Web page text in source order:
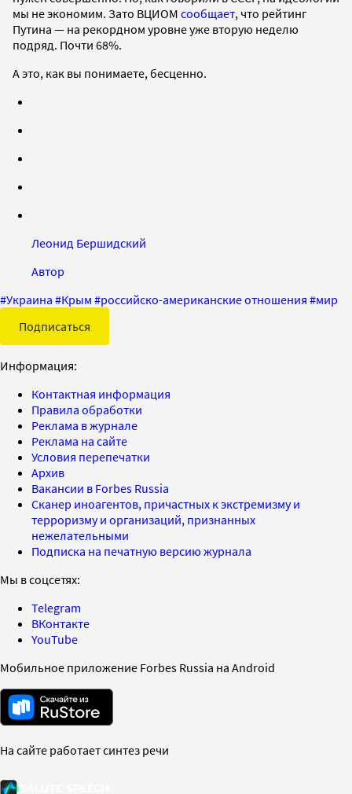
мы не экономим. Зато ВЦИОМ сообщает, что рейтинг
Путина — на рекордном уровне уже вторую неделю
подряд. Почти 68%.
А это, как вы понимаете, бесценно.
Леонид Бершидский
Автор
#Украина #Крым #российско-американские отношения #мир
Подписаться
Информация:
Контактная информация
Правила обработки
Реклама в журнале
Реклама на сайте
Условия перепечатки
Архив
Вакансии в Forbes Russia
Сканер иноагентов, причастных к экстремизму и
терроризму и организаций, признанных
нежелательными
Подписка на печатную версию журнала
Мы в соцсетях:
Telegram
ВКонтакте
YouTube
Мобильное приложение Forbes Russia на Android
На сайте работает синтез речи